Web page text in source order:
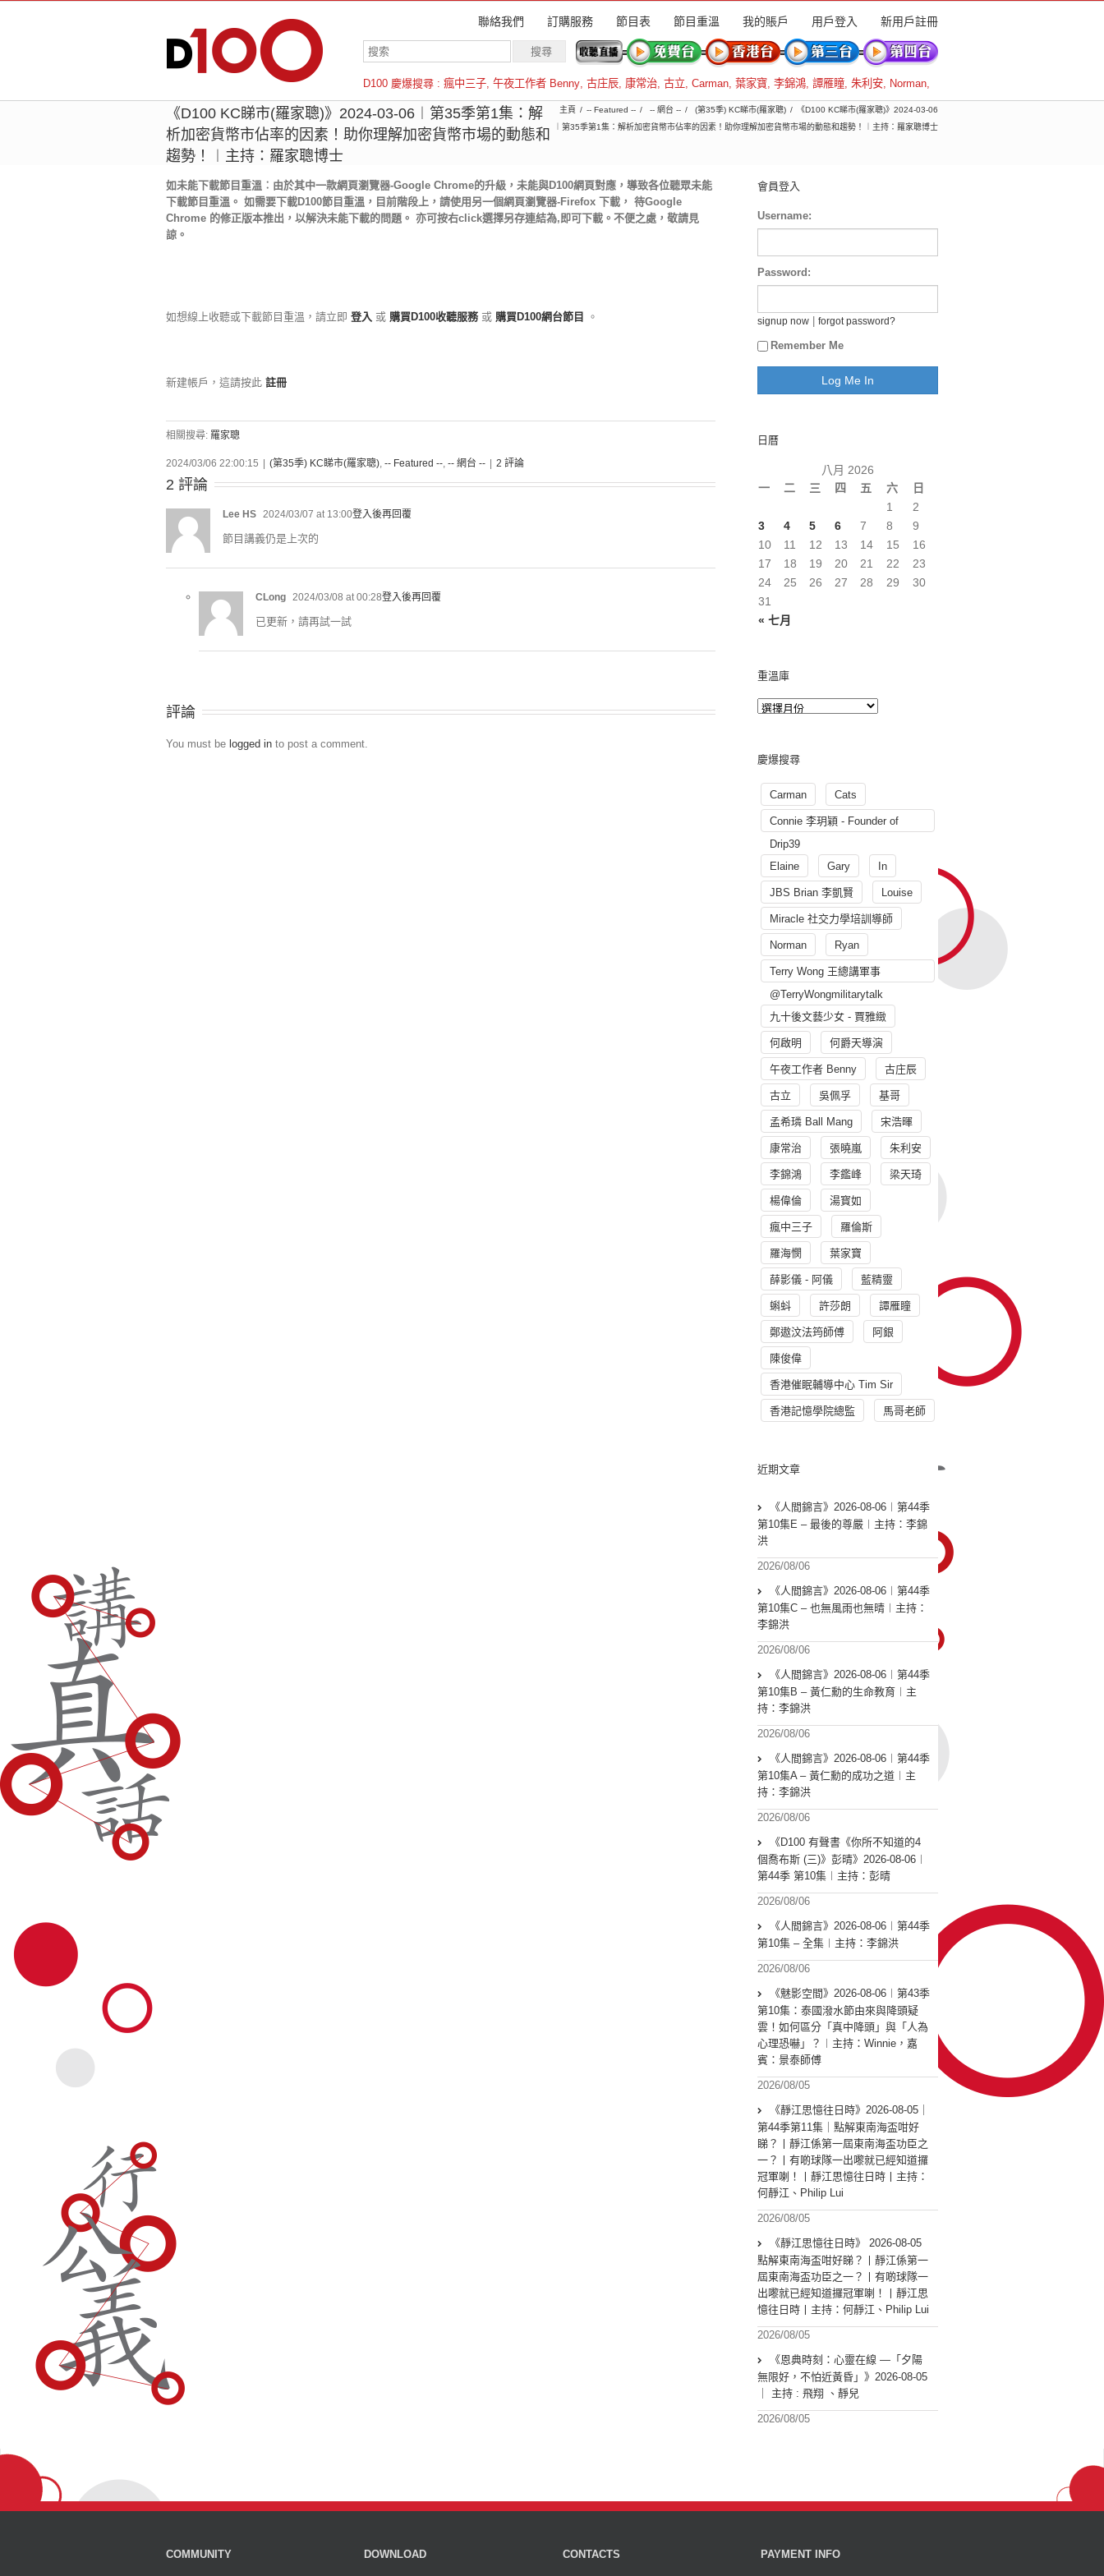
聯絡我們 訂購服務 節目表 節目重溫 我的賬戶 用戶登入 新用戶註冊
D100 慶爆搜尋 : 瘋中三子, 午夜工作者 Benny, 古庄辰, 康常治, 古立, Carman, 葉家寶, 李錦鴻, 譚雁瞳, 朱利安, Norman,
羅倫斯
《D100 KC睇市(羅家聰)》2024-03-06︱第35季第1集：解
析加密貨幣市佔率的因素！助你理解加密貨幣市場的動態和
趨勢！︱主持：羅家聰博士
主頁 -- Featured -- -- 網台 -- (第35季) KC睇市(羅家聰)
《D100 KC睇市(羅家聰)》2024-03-06
︱第35季第1集：解析加密貨幣市佔率的因素！助你理解加密貨幣市場的動態和趨勢！︱主持：羅家聰博士
如未能下載節目重溫︰由於其中一款網頁瀏覽器-Google Chrome的升級，未能與D100網頁對應，導致各位聽眾未能
下載節目重溫。 如需要下載D100節目重溫，目前階段上，請使用另一個網頁瀏覽器-Firefox 下載， 待Google
Chrome 的修正版本推出，以解決未能下載的問題。 亦可按右click選擇另存連結為,即可下載。不便之處，敬請見
諒。
如想線上收聽或下載節目重溫，請立即 登入 或 購買D100收聽服務 或 購買D100網台節目 。
新建帳戶，這請按此 註冊
相關搜尋: 羅家聰
2024/03/06 22:00:15 (第35季) KC睇市(羅家聰), -- Featured --, -- 網台 -- 2 評論
2 評論
Lee HS 2024/03/07 at 13:00登入後再回覆
節目講義仍是上次的
CLong 2024/03/08 at 00:28登入後再回覆
已更新，請再試一試
評論
You must be logged in to post a comment.
會員登入
Username:
Password:
signup now forgot password?
Remember Me
日曆
八月 2026
一
二 三 四 五 六 日
« 七月
1
2
3
4 5 6 7 8
9
10
11 12 13 14 15
16
17
18 19 20 21 22
23
24
25 26 27 28 29
30
31
重溫庫
慶爆搜尋
Carman Cats
Connie 李玥穎 - Founder of
Drip39
Elaine
Gary In
JBS Brian 李凱賢 Louise
Miracle 社交力學培訓導師
Norman Ryan
Terry Wong 王總講軍事
@TerryWongmilitarytalk
九十後文藝少女 - 賈雅緻
何啟明 何爵天導演
午夜工作者 Benny 古庄辰
古立 吳佩孚 基哥
孟希璘 Ball Mang 宋浩暉
康常治 張曉嵐 朱利安
李錦鴻 李鑑峰 梁天琦
楊偉倫 湯寳如
瘋中三子 羅倫斯
羅海憫 葉家寶
薛影儀 - 阿儀 藍精靈
蝌蚪 許莎朗 譚雁瞳
鄭遨汶法筠師傅 阿銀
陳俊偉
香港催眠輔導中心 Tim Sir
香港記憶學院總監 馬哥老師
近期文章
《人間錦言》2026-08-06︱第44季
第10集E – 最後的尊嚴︱主持：李錦
洪
2026/08/06
《人間錦言》2026-08-06︱第44季
第10集C – 也無風雨也無晴︱主持：
李錦洪
2026/08/06
《人間錦言》2026-08-06︱第44季
第10集B – 黃仁勳的生命教育︱主
持：李錦洪
2026/08/06
《人間錦言》2026-08-06︱第44季
第10集A – 黃仁勳的成功之道︱主
持：李錦洪
2026/08/06
《D100 有聲書《你所不知道的4
個喬布斯 (三)》彭晴》2026-08-06︱
第44季 第10集︱主持：彭晴
2026/08/06
《人間錦言》2026-08-06︱第44季
第10集 – 全集︱主持：李錦洪
2026/08/06
《魅影空間》2026-08-06︱第43季
第10集：泰國潑水節由來與降頭疑
雲！如何區分「真中降頭」與「人為
心理恐嚇」？︱主持：Winnie，嘉
賓：景泰師傅
2026/08/05
《靜江思憶往日時》2026-08-05｜
第44季第11集｜點解東南海盃咁好
睇？丨靜江係第一屆東南海盃功臣之
一？丨有啲球隊一出嚟就已經知道攞
冠軍喇！丨靜江思憶往日時丨主持：
何靜江、Philip Lui
2026/08/05
《靜江思憶往日時》 2026-08-05
點解東南海盃咁好睇？丨靜江係第一
屆東南海盃功臣之一？丨有啲球隊一
出嚟就已經知道攞冠軍喇！丨靜江思
憶往日時丨主持：何靜江、Philip Lui
2026/08/05
《恩典時刻：心靈在線 —「夕陽
無限好，不怕近黃昏」》2026-08-05
｜ 主持 : 飛翔 、靜兒
2026/08/05
COMMUNITY DOWNLOAD CONTACTS PAYMENT INFO